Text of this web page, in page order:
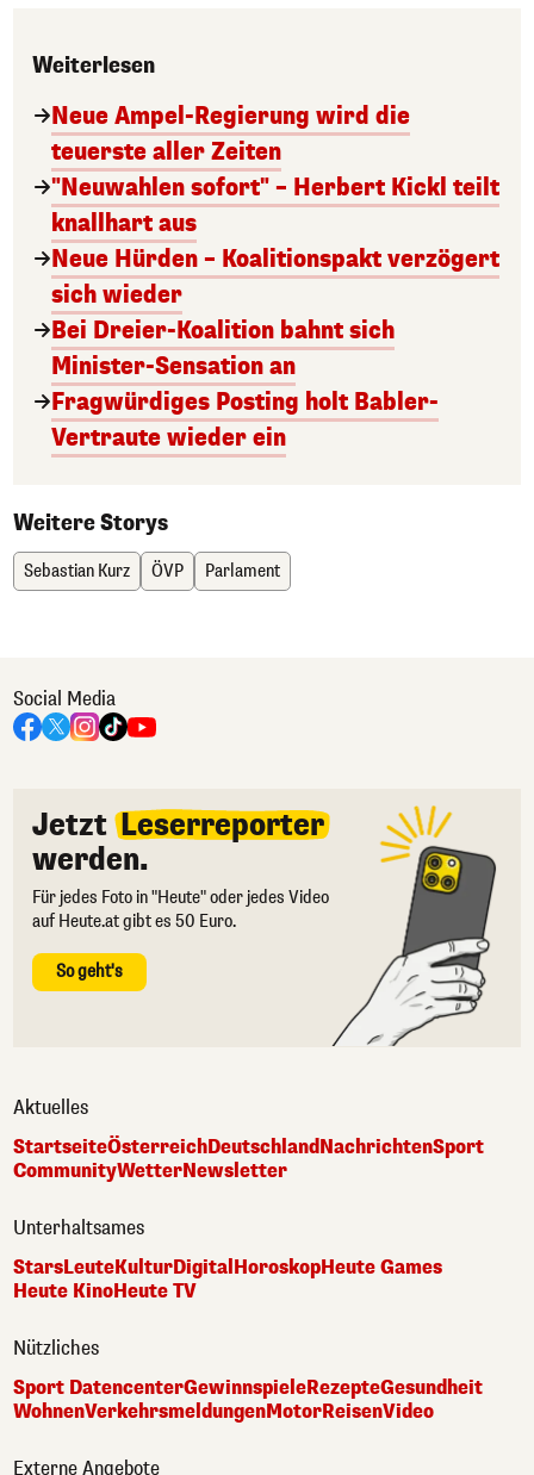
Weiterlesen
Neue Ampel-Regierung wird die
teuerste aller Zeiten
"Neuwahlen sofort" – Herbert Kickl teilt
knallhart aus
Neue Hürden – Koalitionspakt verzögert
sich wieder
Bei Dreier-Koalition bahnt sich
Minister-Sensation an
Fragwürdiges Posting holt Babler-
Vertraute wieder ein
Weitere Storys
Sebastian Kurz ÖVP Parlament
Social Media
Jetzt Leserreporter
werden.
Für jedes Foto in "Heute" oder jedes Video
auf Heute.at gibt es 50 Euro.
So geht's
Aktuelles
StartseiteÖsterreichDeutschlandNachrichtenSport
CommunityWetterNewsletter
Unterhaltsames
StarsLeuteKulturDigitalHoroskopHeute Games
Heute KinoHeute TV
Nützliches
Sport DatencenterGewinnspieleRezepteGesundheit
WohnenVerkehrsmeldungenMotorReisenVideo
Externe Angebote